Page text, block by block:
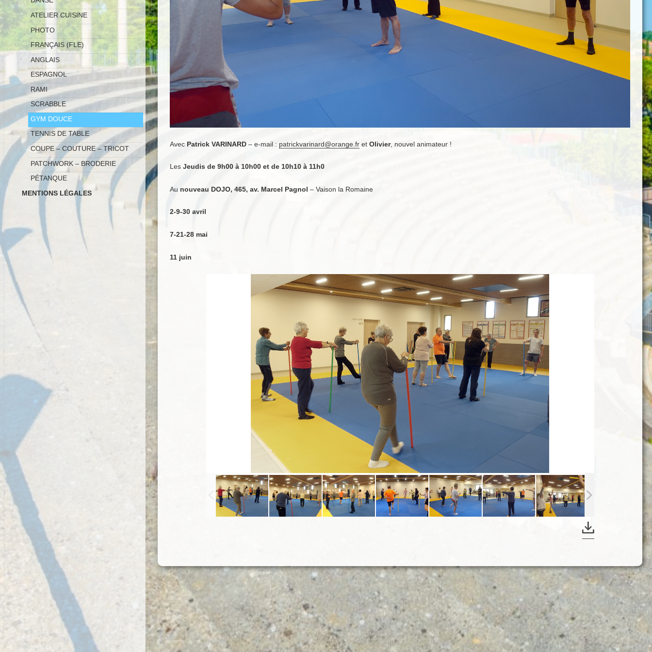
ATELIER CUISINE
PHOTO
FRANÇAIS (FLE)
ANGLAIS
ESPAGNOL
RAMI
SCRABBLE
GYM DOUCE
TENNIS DE TABLE
COUPE – COUTURE – TRICOT
PATCHWORK – BRODERIE
PÉTANQUE
MENTIONS LÉGALES
Avec Patrick VARINARD – e-mail : patrickvarinard@orange.fr et Olivier, nouvel animateur !
Les Jeudis de 9h00 à 10h00 et de 10h10 à 11h0
Au nouveau DOJO, 465, av. Marcel Pagnol – Vaison la Romaine
2-9-30 avril
7-21-28 mai
11 juin